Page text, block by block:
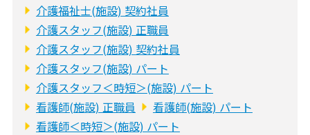
介護福祉士(施設) 契約社員
介護スタッフ(施設) 正職員
介護スタッフ(施設) 契約社員
介護スタッフ(施設) パート
介護スタッフ＜時短＞(施設) パート
看護師(施設) 正職員
看護師(施設) パート
看護師＜時短＞(施設) パート